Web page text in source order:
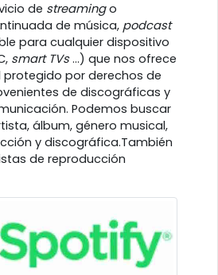
de streamingo
de música, podcast
para cualquier dispositivo
smart TVs...) que nos ofrece
por derechos de
de discográficas y
Podemos buscar
álbum, género musical,
y discográfica.También
de reproducción